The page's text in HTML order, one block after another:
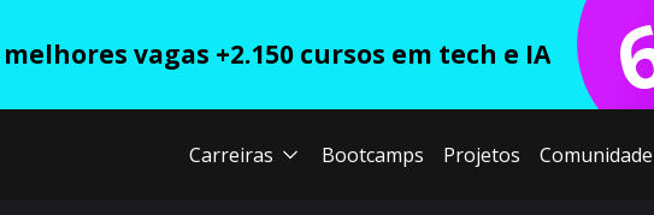
melhores vagas +2.150 cursos em tech e IA
Carreiras Bootcamps Projetos Comunidade